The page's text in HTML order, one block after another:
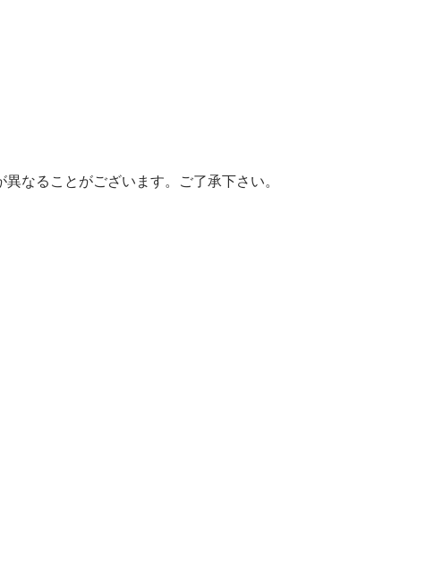
なることがございます。ご了承下さい。